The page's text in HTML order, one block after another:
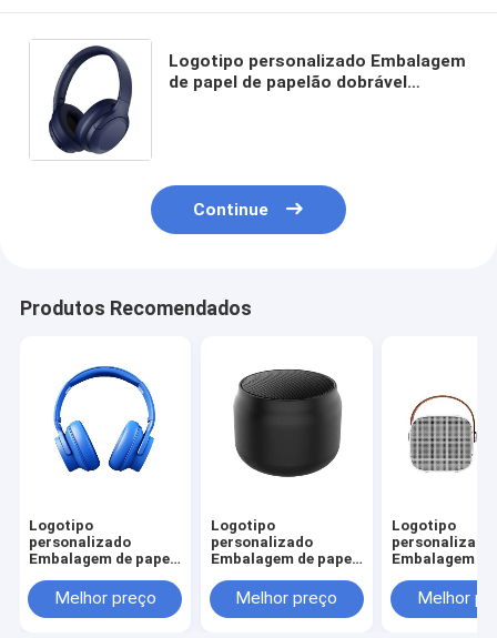
Logotipo personalizado Embalagem
de papel de papelão dobrável
Continue
Produtos Recomendados
Logotipo
personalizado
Embalagem de papel
Branco / Preto / Ouro
Rosa Caixa de
Melhor preço
Logotipo
personalizado
Embalagem de papel
Branco / Preto / Ouro
Rosa Caixa de
Melhor preço
Logotipo
personalizado
Embalagem
Branco /
Rosa Caixa de
Melhor